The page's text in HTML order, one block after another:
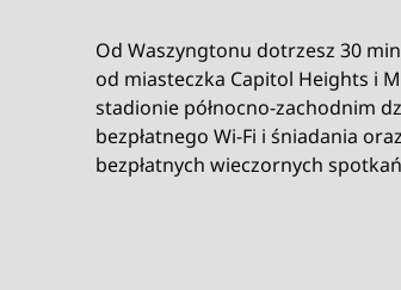
Od Waszyngtonu dotrzesz 30
od miasteczka Capitol Heights i
stadionie północno-zachodnim
bezpłatnego Wi-Fi i śniadania
bezpłatnych wieczornych